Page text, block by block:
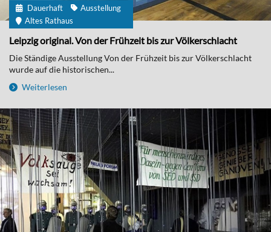
Dauerhaft
Ausstellung
Altes Rathaus
Leipzig original. Von der Frühzeit bis zur Völkerschlacht
Die Ständige Ausstellung Von der Frühzeit bis zur Völkerschlacht
wurde auf die historischen...
Weiterlesen